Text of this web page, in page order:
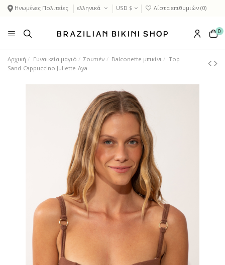
Ηνωμένες Πολιτείες ελληνικά USD $ Λίστα επιθυμιών (0)
0
Αρχική Γυναικεία μαγιό Σουτιέν Balconette μπικίνι
Top
Sand-Cappuccino Juliette-Aya